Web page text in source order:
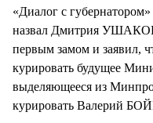
«Диалог с
назвал Дмитрия
первым замом и заявил,
курировать будущее
выделяющееся из
курировать Валерий